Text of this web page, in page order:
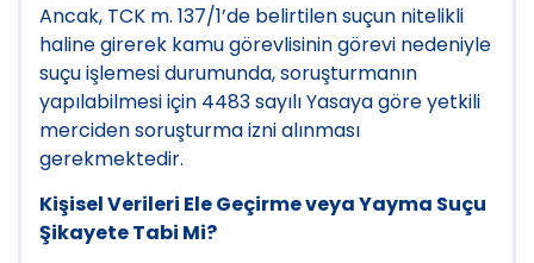
Ancak, TCK m. 137/1’de belirtilen suçun nitelikli
haline girerek kamu görevlisinin görevi nedeniyle
suçu işlemesi durumunda, soruşturmanın
yapılabilmesi için 4483 sayılı Yasaya göre yetkili
merciden soruşturma izni alınması
gerekmektedir.
Kişisel Verileri Ele Geçirme veya Yayma Suçu
Şikayete Tabi Mi?